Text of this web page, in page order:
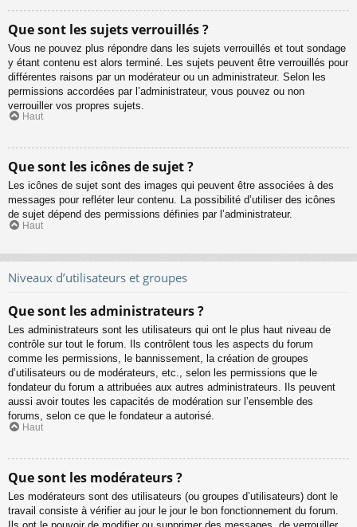
Que sont les sujets verrouillés ?
Vous ne pouvez plus répondre dans les sujets verrouillés et tout sondage
y étant contenu est alors terminé. Les sujets peuvent être verrouillés pour
différentes raisons par un modérateur ou un administrateur. Selon les
permissions accordées par l’administrateur, vous pouvez ou non
verrouiller vos propres sujets.
Haut
Que sont les icônes de sujet ?
Les icônes de sujet sont des images qui peuvent être associées à des
messages pour refléter leur contenu. La possibilité d’utiliser des icônes
de sujet dépend des permissions définies par l’administrateur.
Haut
Niveaux d’utilisateurs et groupes
Que sont les administrateurs ?
Les administrateurs sont les utilisateurs qui ont le plus haut niveau de
contrôle sur tout le forum. Ils contrôlent tous les aspects du forum
comme les permissions, le bannissement, la création de groupes
d’utilisateurs ou de modérateurs, etc., selon les permissions que le
fondateur du forum a attribuées aux autres administrateurs. Ils peuvent
aussi avoir toutes les capacités de modération sur l’ensemble des
forums, selon ce que le fondateur a autorisé.
Haut
Que sont les modérateurs ?
Les modérateurs sont des utilisateurs (ou groupes d’utilisateurs) dont le
travail consiste à vérifier au jour le jour le bon fonctionnement du forum.